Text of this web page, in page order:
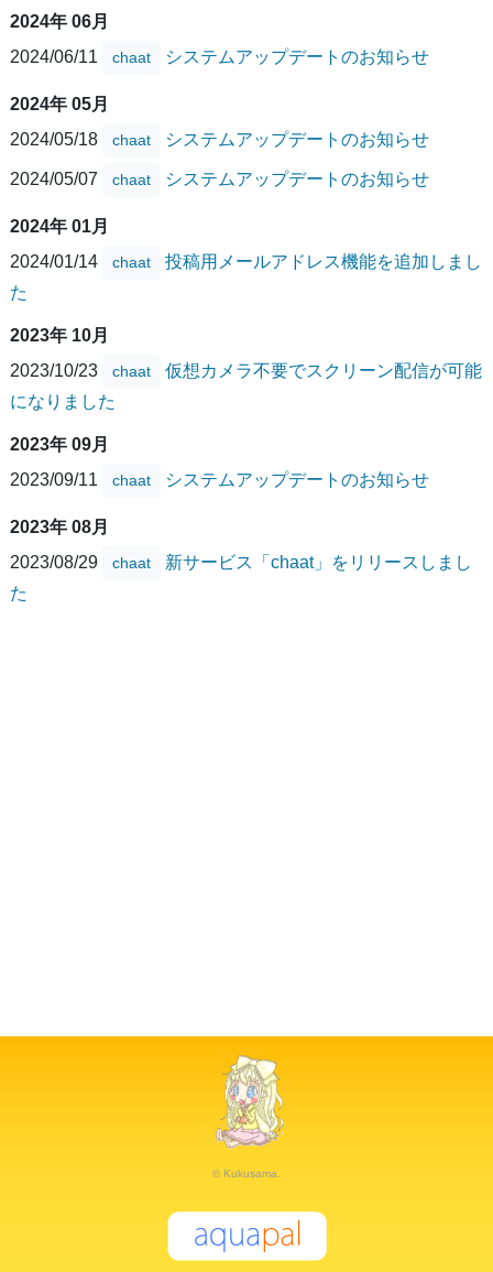
2024年 06月
2024/06/11
chaat システムアップデートのお知らせ
2024年 05月
2024/05/18
chaat システムアップデートのお知らせ
2024/05/07 chaat システムアップデートのお知らせ
2024年 01月
2024/01/14
chaat
投稿用メールアドレス機能を追加しまし
た
2023年 10月
2023/10/23
chaat
仮想カメラ不要でスクリーン配信が可能
になりました
2023年 09月
2023/09/11
chaat システムアップデートのお知らせ
2023年 08月
2023/08/29
chaat
新サービス「chaat」をリリースしまし
た
© Kukusama.